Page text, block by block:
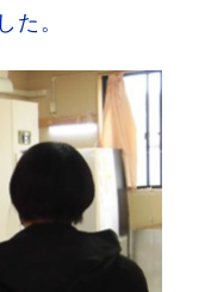
。